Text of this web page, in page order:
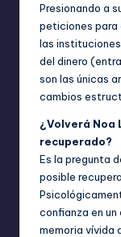
Presionando a
peticiones para
las
del dinero
son las únicas
cambios
¿Volverá Noa
recuperado?
Es la pregunta
posible
confianza en
memoria vívida